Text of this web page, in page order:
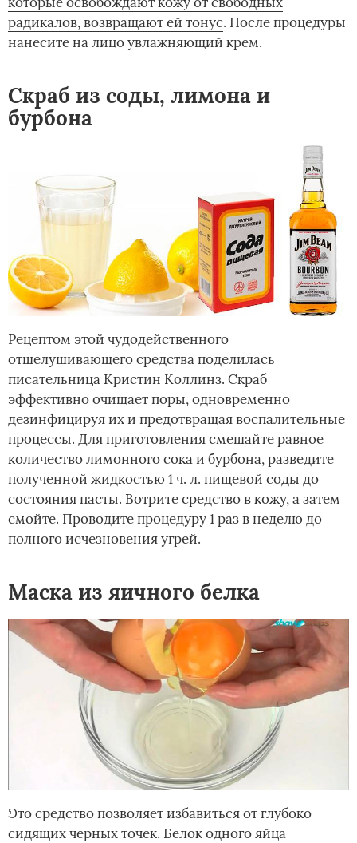
радикалов, возвращают ей тонус. После процедуры
нанесите на лицо увлажняющий крем.
Скраб из соды, лимона и
бурбона
Рецептом этой чудодейственного
отшелушивающего средства поделилась
писательница Кристин Коллинз. Скраб
эффективно очищает поры, одновременно
дезинфицируя их и предотвращая воспалительные
процессы. Для приготовления смешайте равное
количество лимонного сока и бурбона, разведите
полученной жидкостью 1 ч. л. пищевой соды до
состояния пасты. Вотрите средство в кожу, а затем
смойте. Проводите процедуру 1 раз в неделю до
полного исчезновения угрей.
Маска из яичного белка
Это средство позволяет избавиться от глубоко
сидящих черных точек. Белок одного яйца